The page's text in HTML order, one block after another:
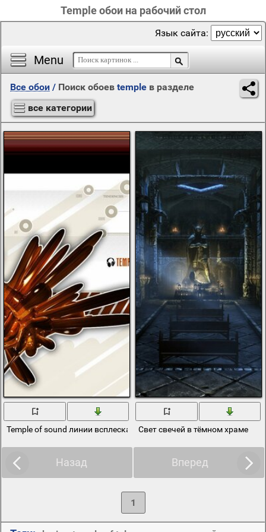
Temple обои на рабочий стол
Menu
Язык сайта:
Все обои / Поиск обоев temple в разделе
все категории
Temple of sound линии всплеска Свет свечей в тёмном храме
Назад Вперед
1